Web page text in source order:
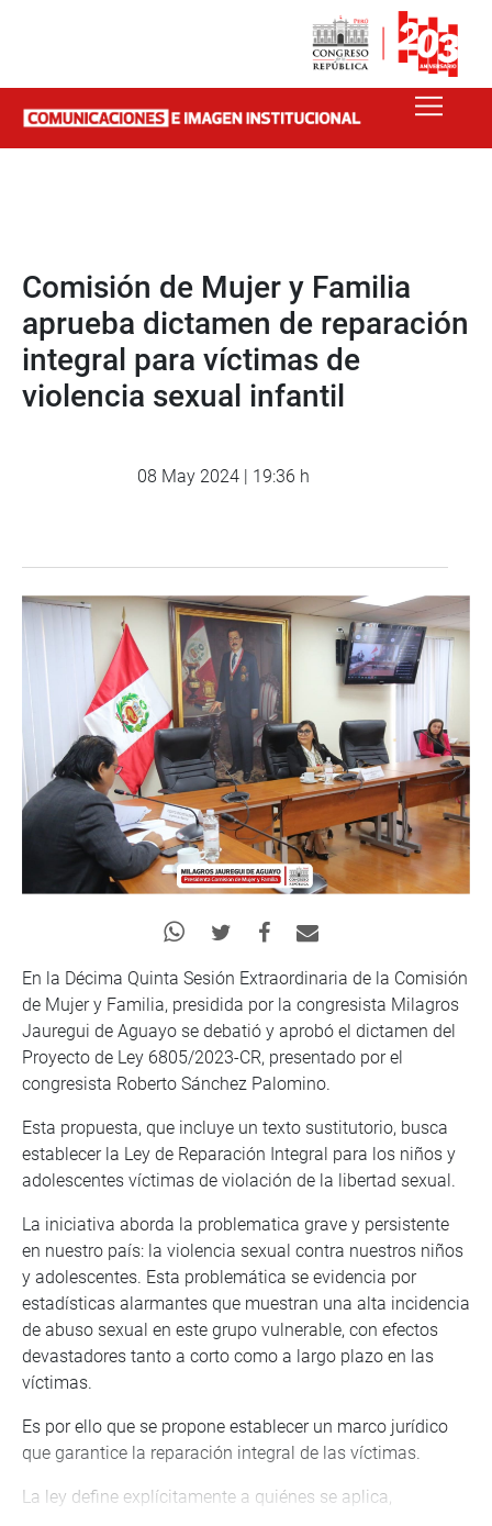
Comisión de Mujer y Familia
aprueba dictamen de reparación
integral para víctimas de
violencia sexual infantil
08 May 2024 | 19:36 h
En la Décima Quinta Sesión Extraordinaria de la Comisión
de Mujer y Familia, presidida por la congresista Milagros
Jauregui de Aguayo se debatió y aprobó el dictamen del
Proyecto de Ley 6805/2023-CR, presentado por el
congresista Roberto Sánchez Palomino.
Esta propuesta, que incluye un texto sustitutorio, busca
establecer la Ley de Reparación Integral para los niños y
adolescentes víctimas de violación de la libertad sexual.
La iniciativa aborda la problematica grave y persistente
en nuestro país: la violencia sexual contra nuestros niños
y adolescentes. Esta problemática se evidencia por
estadísticas alarmantes que muestran una alta incidencia
de abuso sexual en este grupo vulnerable, con efectos
devastadores tanto a corto como a largo plazo en las
víctimas.
Es por ello que se propone establecer un marco jurídico
que garantice la reparación integral de las víctimas.
La ley define explícitamente a quiénes se aplica,